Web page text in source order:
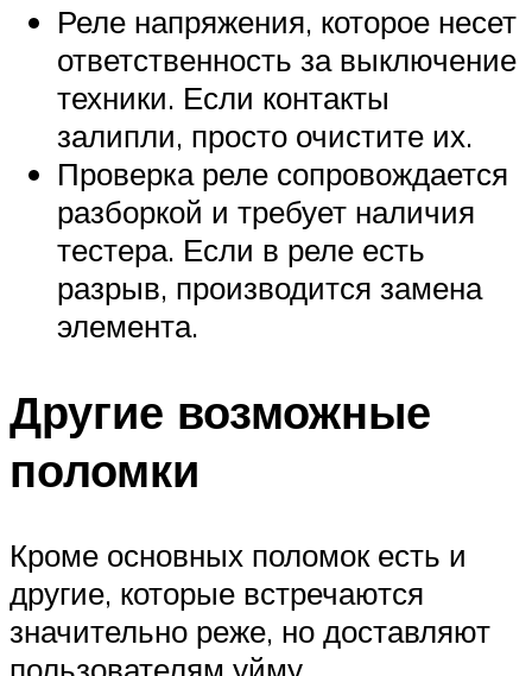
Реле напряжения, которое несет
ответственность за выключение
техники. Если контакты
залипли, просто очистите их.
Проверка реле сопровождается
разборкой и требует наличия
тестера. Если в реле есть
разрыв, производится замена
элемента.
Другие возможные
поломки
Кроме основных поломок есть и
другие, которые встречаются
значительно реже, но доставляют